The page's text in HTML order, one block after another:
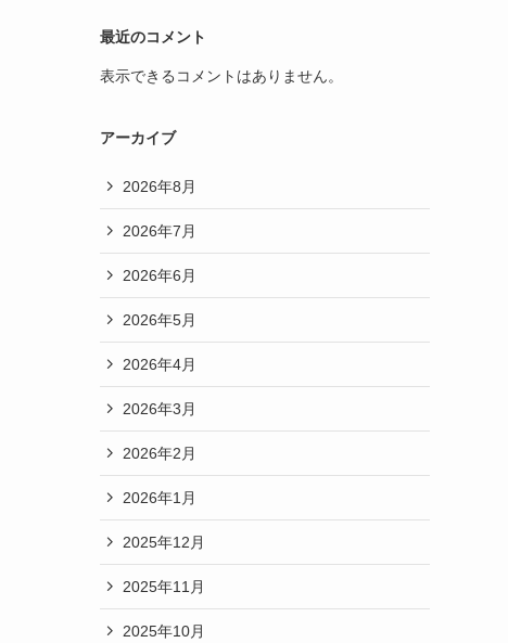
最近のコメント
表示できるコメントはありません。
アーカイブ
2026年8月
2026年7月
2026年6月
2026年5月
2026年4月
2026年3月
2026年2月
2026年1月
2025年12月
2025年11月
2025年10月